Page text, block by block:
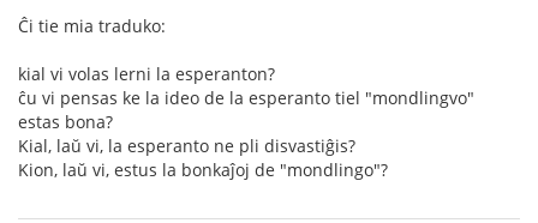
Ĉi tie mia traduko:
kial vi volas lerni la esperanton?
ĉu vi pensas ke la ideo de la esperanto tiel "mondlingvo"
estas bona?
Kial, laŭ vi, la esperanto ne pli disvastiĝis?
Kion, laŭ vi, estus la bonkaĵoj de "mondlingo"?